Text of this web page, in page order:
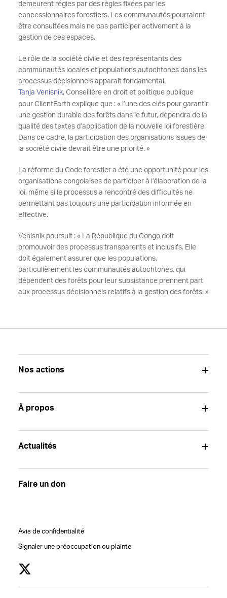
demeurent régies par des règles fixées par les
concessionnaires forestiers. Les communautés pourraient
être consultées mais ne pas participer activement à la
gestion de ces espaces.
Le rôle de la société civile et des représentants des
communautés locales et populations autochtones dans les
processus décisionnels apparait fondamental.
Tanja Venisnik, Conseillère en droit et politique publique
pour ClientEarth explique que : « l’une des clés pour garantir
une gestion durable des forêts dans le futur, dépendra de la
qualité des textes d’application de la nouvelle loi forestière.
Dans ce cadre, la participation des organisations issues de
la société civile devrait être une priorité. »
La réforme du Code forestier a été une opportunité pour les
organisations congolaises de participer à l’élaboration de la
loi, même si le processus a rencontré des difficultés ne
permettant pas toujours une participation informée en
effective.
Venisnik poursuit : « La République du Congo doit
promouvoir des processus transparents et inclusifs. Elle
doit également assurer que les populations,
particulièrement les communautés autochtones, qui
dépendent des forêts pour leur subsistance prennent part
aux processus décisionnels relatifs à la gestion des forêts. »
Nos actions
À propos
Actualités
Faire un don
Avis de confidentialité
Signaler une préoccupation ou plainte